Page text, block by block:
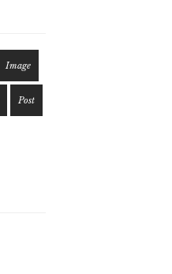
Image
Post